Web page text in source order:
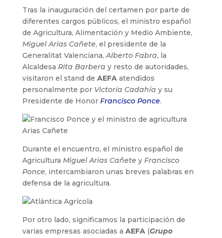
Tras la inauguración del certamen por parte de
diferentes cargos públicos, el ministro español
de Agricultura, Alimentación y Medio Ambiente,
Miguel Arias Cañete, el presidente de la
Generalitat Valenciana,Alberto Fabra, la
Alcaldesa Rita Barbera y resto de autoridades,
visitaron el stand de AEFAatendidos
personalmente por Victoria Cadahía y su
Presidente de Honor Francisco Ponce.
Durante el encuentro, el ministro español de
Agricultura Miguel Arias Cañete y Francisco
Ponce, intercambiaron unas breves palabras en
defensa de la agricultura.
Por otro lado, significamos la participación de
varias empresas asociadas a AEFA(Grupo